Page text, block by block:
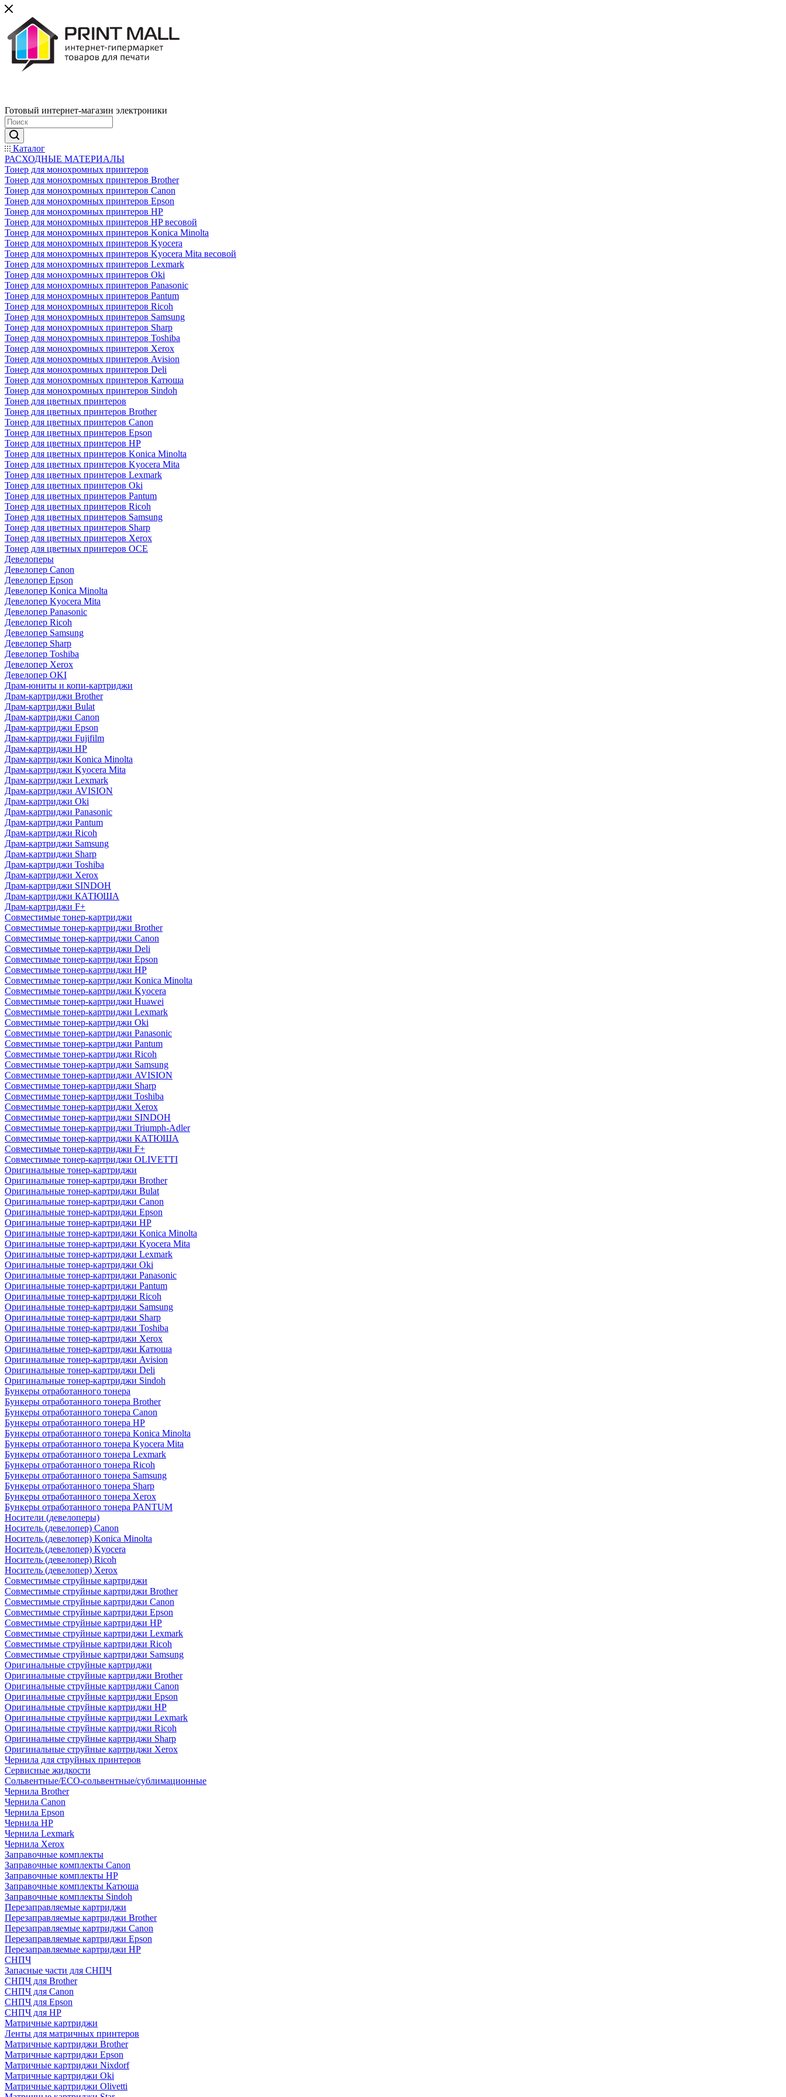
Готовый интернет-магазин электроники
Каталог
РАСХОДНЫЕ МАТЕРИАЛЫ
Тонер для монохромных принтеров
Тонер для монохромных принтеров Brother
Тонер для монохромных принтеров Canon
Тонер для монохромных принтеров Epson
Тонер для монохромных принтеров HP
Тонер для монохромных принтеров HP весовой
Тонер для монохромных принтеров Konica Minolta
Тонер для монохромных принтеров Kyocera
Тонер для монохромных принтеров Kyocera Mita весовой
Тонер для монохромных принтеров Lexmark
Тонер для монохромных принтеров Oki
Тонер для монохромных принтеров Panasonic
Тонер для монохромных принтеров Pantum
Тонер для монохромных принтеров Ricoh
Тонер для монохромных принтеров Samsung
Тонер для монохромных принтеров Sharp
Тонер для монохромных принтеров Toshiba
Тонер для монохромных принтеров Xerox
Тонер для монохромных принтеров Avision
Тонер для монохромных принтеров Deli
Тонер для монохромных принтеров Катюша
Тонер для монохромных принтеров Sindoh
Тонер для цветных принтеров
Тонер для цветных принтеров Brother
Тонер для цветных принтеров Canon
Тонер для цветных принтеров Epson
Тонер для цветных принтеров HP
Тонер для цветных принтеров Konica Minolta
Тонер для цветных принтеров Kyocera Mita
Тонер для цветных принтеров Lexmark
Тонер для цветных принтеров Oki
Тонер для цветных принтеров Pantum
Тонер для цветных принтеров Ricoh
Тонер для цветных принтеров Samsung
Тонер для цветных принтеров Sharp
Тонер для цветных принтеров Xerox
Тонер для цветных принтеров OCE
Девелоперы
Девелопер Canon
Девелопер Epson
Девелопер Konica Minolta
Девелопер Kyocera Mita
Девелопер Panasonic
Девелопер Ricoh
Девелопер Samsung
Девелопер Sharp
Девелопер Toshiba
Девелопер Xerox
Девелопер OKI
Драм-юниты и копи-картриджи
Драм-картриджи Brother
Драм-картриджи Bulat
Драм-картриджи Canon
Драм-картриджи Epson
Драм-картриджи Fujifilm
Драм-картриджи HP
Драм-картриджи Konica Minolta
Драм-картриджи Kyocera Mita
Драм-картриджи Lexmark
Драм-картриджи AVISION
Драм-картриджи Oki
Драм-картриджи Panasonic
Драм-картриджи Pantum
Драм-картриджи Ricoh
Драм-картриджи Samsung
Драм-картриджи Sharp
Драм-картриджи Toshiba
Драм-картриджи Xerox
Драм-картриджи SINDOH
Драм-картриджи КАТЮША
Драм-картриджи F+
Совместимые тонер-картриджи
Совместимые тонер-картриджи Brother
Совместимые тонер-картриджи Canon
Совместимые тонер-картриджи Deli
Совместимые тонер-картриджи Epson
Совместимые тонер-картриджи HP
Совместимые тонер-картриджи Konica Minolta
Совместимые тонер-картриджи Kyocera
Совместимые тонер-картриджи Huawei
Совместимые тонер-картриджи Lexmark
Совместимые тонер-картриджи Oki
Совместимые тонер-картриджи Panasonic
Совместимые тонер-картриджи Pantum
Совместимые тонер-картриджи Ricoh
Совместимые тонер-картриджи Samsung
Совместимые тонер-картриджи AVISION
Совместимые тонер-картриджи Sharp
Совместимые тонер-картриджи Toshiba
Совместимые тонер-картриджи Xerox
Совместимые тонер-картриджи SINDOH
Совместимые тонер-картриджи Triumph-Adler
Совместимые тонер-картриджи КАТЮША
Совместимые тонер-картриджи F+
Совместимые тонер-картриджи OLIVETTI
Оригинальные тонер-картриджи
Оригинальные тонер-картриджи Brother
Оригинальные тонер-картриджи Bulat
Оригинальные тонер-картриджи Canon
Оригинальные тонер-картриджи Epson
Оригинальные тонер-картриджи HP
Оригинальные тонер-картриджи Konica Minolta
Оригинальные тонер-картриджи Kyocera Mita
Оригинальные тонер-картриджи Lexmark
Оригинальные тонер-картриджи Oki
Оригинальные тонер-картриджи Panasonic
Оригинальные тонер-картриджи Pantum
Оригинальные тонер-картриджи Ricoh
Оригинальные тонер-картриджи Samsung
Оригинальные тонер-картриджи Sharp
Оригинальные тонер-картриджи Toshiba
Оригинальные тонер-картриджи Xerox
Оригинальные тонер-картриджи Катюша
Оригинальные тонер-картриджи Avision
Оригинальные тонер-картриджи Deli
Оригинальные тонер-картриджи Sindoh
Бункеры отработанного тонера
Бункеры отработанного тонера Brother
Бункеры отработанного тонера Canon
Бункеры отработанного тонера HP
Бункеры отработанного тонера Konica Minolta
Бункеры отработанного тонера Kyocera Mita
Бункеры отработанного тонера Lexmark
Бункеры отработанного тонера Ricoh
Бункеры отработанного тонера Samsung
Бункеры отработанного тонера Sharp
Бункеры отработанного тонера Xerox
Бункеры отработанного тонера PANTUM
Носители (девелоперы)
Носитель (девелопер) Canon
Носитель (девелопер) Konica Minolta
Носитель (девелопер) Kyocera
Носитель (девелопер) Ricoh
Носитель (девелопер) Xerox
Совместимые струйные картриджи
Совместимые струйные картриджи Brother
Совместимые струйные картриджи Canon
Совместимые струйные картриджи Epson
Совместимые струйные картриджи HP
Совместимые струйные картриджи Lexmark
Совместимые струйные картриджи Ricoh
Совместимые струйные картриджи Samsung
Оригинальные струйные картриджи
Оригинальные струйные картриджи Brother
Оригинальные струйные картриджи Canon
Оригинальные струйные картриджи Epson
Оригинальные струйные картриджи HP
Оригинальные струйные картриджи Lexmark
Оригинальные струйные картриджи Ricoh
Оригинальные струйные картриджи Sharp
Оригинальные струйные картриджи Xerox
Чернила для струйных принтеров
Сервисные жидкости
Сольвентные/ECO-сольвентные/сублимационные
Чернила Brother
Чернила Canon
Чернила Epson
Чернила HP
Чернила Lexmark
Чернила Xerox
Заправочные комплекты
Заправочные комплекты Canon
Заправочные комплекты HP
Заправочные комплекты Катюша
Заправочные комплекты Sindoh
Перезаправляемые картриджи
Перезаправляемые картриджи Brother
Перезаправляемые картриджи Canon
Перезаправляемые картриджи Epson
Перезаправляемые картриджи HP
СНПЧ
Запасные части для СНПЧ
СНПЧ для Brother
СНПЧ для Canon
СНПЧ для Epson
СНПЧ для HP
Матричные картриджи
Ленты для матричных принтеров
Матричные картриджи Brother
Матричные картриджи Epson
Матричные картриджи Nixdorf
Матричные картриджи Oki
Матричные картриджи Olivetti